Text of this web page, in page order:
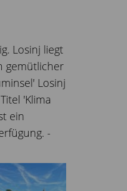
Losinj liegt
gemütlicher
Losinj
'Klima
ein
-